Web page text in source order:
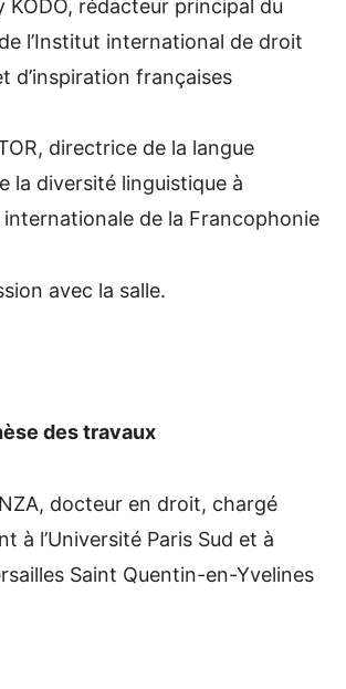
KODO, rédacteur principal du
l’Institut international de droit
d’inspiration françaises
directrice de la langue
la diversité linguistique à
internationale de la Francophonie
avec la salle.
des travaux
docteur en droit, chargé
à l’Université Paris Sud et à
Saint Quentin-en-Yvelines